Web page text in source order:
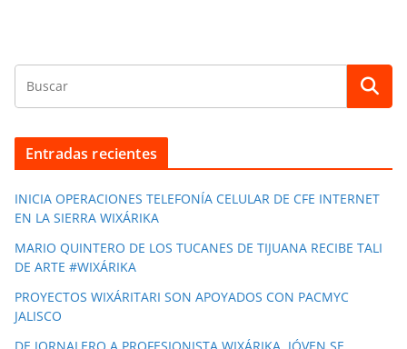
Entradas recientes
INICIA OPERACIONES TELEFONÍA CELULAR DE CFE INTERNET
EN LA SIERRA WIXÁRIKA
MARIO QUINTERO DE LOS TUCANES DE TIJUANA RECIBE TALI
DE ARTE #WIXÁRIKA
PROYECTOS WIXÁRITARI SON APOYADOS CON PACMYC
JALISCO